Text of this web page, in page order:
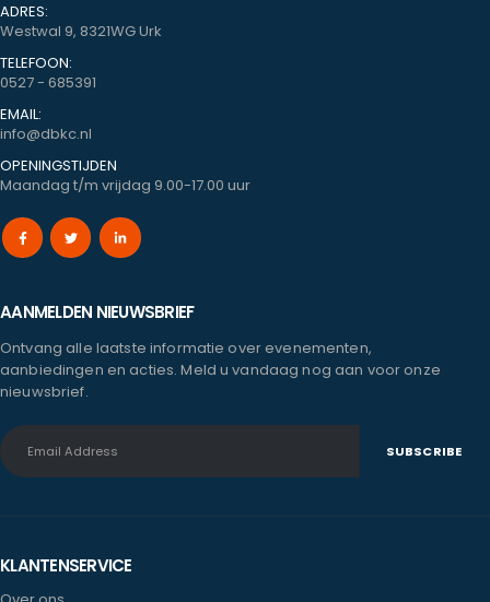
ADRES:
Westwal 9, 8321WG Urk
TELEFOON:
0527 - 685391
EMAIL:
info@dbkc.nl
OPENINGSTIJDEN
Maandag t/m vrijdag 9.00-17.00 uur
AANMELDEN NIEUWSBRIEF
Ontvang alle laatste informatie over evenementen,
aanbiedingen en acties. Meld u vandaag nog aan voor onze
nieuwsbrief.
KLANTENSERVICE